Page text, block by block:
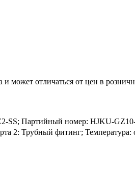
и может отличаться от цен в
Партийный номер: HJKU-
2: Трубный фитинг;